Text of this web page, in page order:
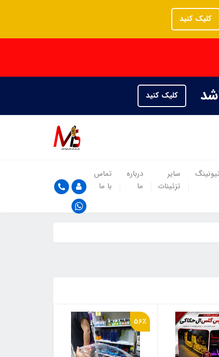
کلیک کنید
کلیک کنید
سایر
تزئینات
درباره
ما
تماس
با ما
56٪